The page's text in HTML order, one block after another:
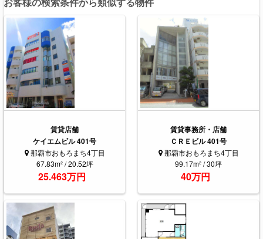
賃貸店舗
ケイエムビル 401号
那覇市おもろまち4丁目
67.83m² / 20.52坪
25.463万円
賃貸事務所・店舗
ＣＲＥビル 401号
那覇市おもろまち4丁目
99.17m² / 30坪
40万円